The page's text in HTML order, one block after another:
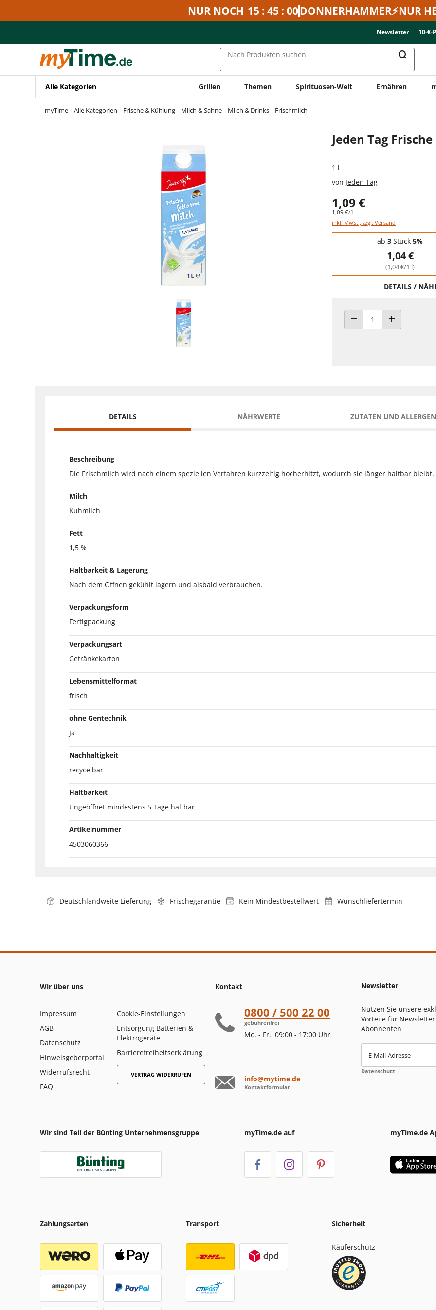
Zur Navigation springen
NUR NOCH 15 : 45 : 00DONNERHAMMER⚡NUR
Newsletter 10-€-
Nach Produkten suchen
Alle Kategorien Grillen Themen Spirituosen-Welt Ernähren
myTime Alle Kategorien Frische & Kühlung Milch & Sahne Milch & Drinks Frischmilch
Jeden Tag
1 l
von Jeden Tag
1,09 €
1,09 €/1 l
inkl. MwSt., zzgl. Versand
Staffelpreise - Mengenrabatt
ab 3 Stück 5%
1,04 €
(1,04 €/1 l)
DETAILS /
ANZAHL VERRINGERN
ANZAHL
DETAILS NÄHRWERTE ZUTATEN UND
Beschreibung
Die Frischmilch wird nach einem speziellen Verfahren kurzzeitig hocherhitzt, wodurch sie länger haltbar bleibt.
Milch
Kuhmilch
Fett
1,5 %
Haltbarkeit & Lagerung
Nach dem Öffnen gekühlt lagern und alsbald verbrauchen.
Verpackungsform
Fertigpackung
Verpackungsart
Getränkekarton
Lebensmittelformat
frisch
ohne Gentechnik
Ja
Nachhaltigkeit
recycelbar
Haltbarkeit
Ungeöffnet mindestens 5 Tage haltbar
Artikelnummer
4503060366
Deutschlandweite Lieferung Frischegarantie Kein Mindestbestellwert Wunschliefertermin
Wir über uns
Impressum
AGB
Datenschutz
Hinweisgeberportal
Widerrufsrecht
FAQ
Cookie-Einstellungen
Entsorgung Batterien &
Elektrogeräte
Barrierefreiheitserklärung
VERTRAG WIDERRUFEN
Kontakt
0800 / 500 22 00
gebührenfrei
Mo. - Fr.: 09:00 - 17:00 Uhr
info@mytime.de
Kontaktformular
Newsletter
Nutzen Sie unsere
Vorteile für
Abonnenten
E-Mail-Adresse
Datenschutz
Wir sind Teil der Bünting Unternehmensgruppe myTime.de auf myTime.de
Zahlungsarten Transport Sicherheit
Käuferschutz